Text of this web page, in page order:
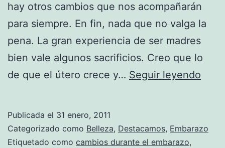
hay otros cambios que nos acompañarán
para siempre. En fin, nada que no valga la
pena. La gran experiencia de ser madres
bien vale algunos sacrificios. Creo que lo
de que el útero crece y… Seguir leyendo
por
Publicada el 31 enero, 2011
Categorizado como Belleza, Destacamos, Embarazo
Etiquetado como cambios durante el embarazo,